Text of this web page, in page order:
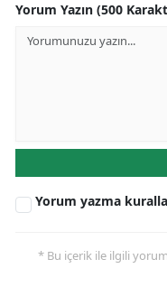
Yorum Yazın (500
Yorum yazma
* Bu içerik ile ilgili